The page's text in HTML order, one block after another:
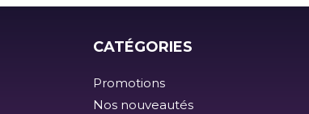
CATÉGORIES
Promotions
Nos nouveautés